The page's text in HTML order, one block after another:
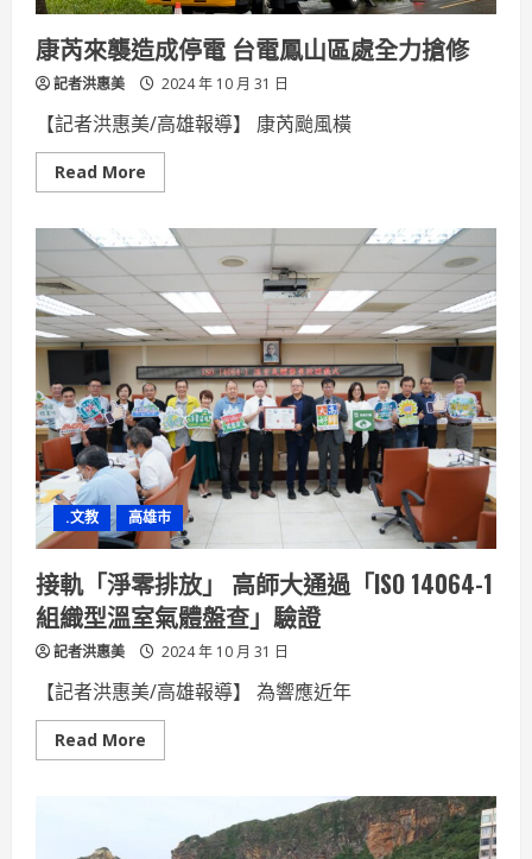
康芮來襲造成停電 台電鳳山區處全力搶修
記者洪惠美 2024 年 10 月 31 日
【記者洪惠美/高雄報導】 康芮颱風橫
Read More
more
芮
來
造
成
停
電
台
電
鳳
山
區
處
全
力
搶
修
.文教 高雄市
接軌「淨零排放」 高師大通過「ISO 14064-1
組織型溫室氣體盤查」驗證
記者洪惠美 2024 年 10 月 31 日
【記者洪惠美/高雄報導】 為響應近年
Read More
more